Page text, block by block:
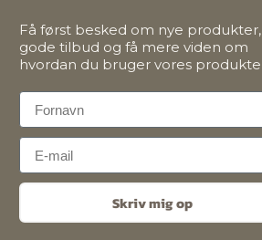
Få først besked om nye produkter,
gode tilbud og få mere viden om
hvordan du bruger vores
First Name
Email
Skriv mig op